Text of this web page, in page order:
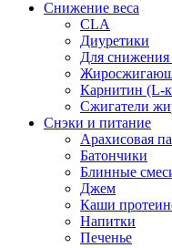
Снижение веса
CLA
Диуретики
Для снижения
Карнитин (L-
Сжигатели
Снэки и питание
Арахисовая
Батончики
Блинные
Джем
Каши
Напитки
Печенье